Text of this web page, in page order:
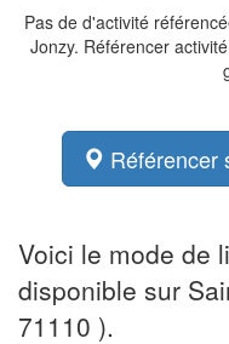
Pas de d'activité
Jonzy. Référencer
Référencer
Voici le mode de
disponible sur
71110 ).